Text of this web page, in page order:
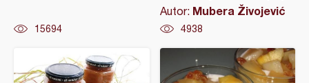
15694
Autor: Mubera Živojević
4938